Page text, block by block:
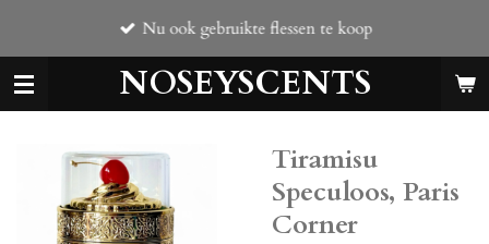
de
hoofdinhoud
NOSEYSCENTS
Nu ook gebruikte flessen te koop
Tiramisu
Speculoos, Paris
Corner